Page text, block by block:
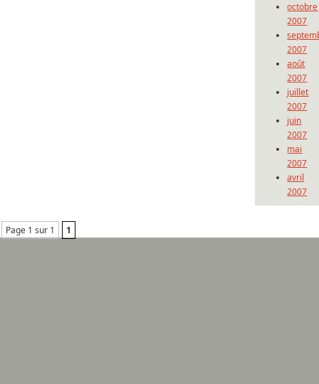
octobre
2007
2007
août
2007
juillet
2007
juin
2007
mai
2007
avril
2007
Page 1 sur 1 1